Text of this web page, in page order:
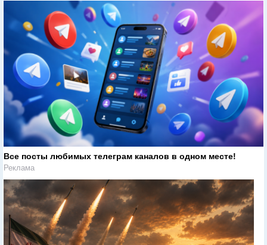
Все посты любимых телеграм каналов в одном месте!
Реклама